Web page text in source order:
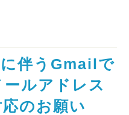
伴うGmailで
ルアドレス
のお願い